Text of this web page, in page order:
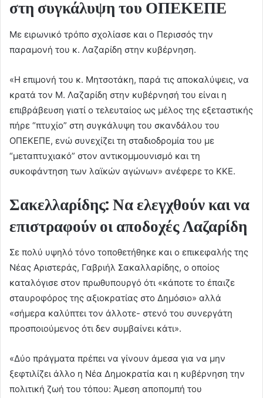
στη συγκάλυψη του ΟΠΕΚΕΠΕ
Με ειρωνικό τρόπο σχολίασε και ο Περισσός την
παραμονή του κ. Λαζαρίδη στην κυβέρνηση.
«Η επιμονή του κ. Μητσοτάκη, παρά τις αποκαλύψεις, να
κρατά τον Μ. Λαζαρίδη στην κυβέρνησή του είναι η
επιβράβευση γιατί ο τελευταίος ως μέλος της εξεταστικής
πήρε “πτυχίο” στη συγκάλυψη του σκανδάλου του
ΟΠΕΚΕΠΕ, ενώ συνεχίζει τη σταδιοδρομία του με
“μεταπτυχιακό” στον αντικομμουνισμό και τη
συκοφάντηση των λαϊκών αγώνων» ανέφερε το ΚΚΕ.
Σακελλαρίδης: Να ελεγχθούν και να
επιστραφούν οι αποδοχές Λαζαρίδη
Σε πολύ υψηλό τόνο τοποθετήθηκε και ο επικεφαλής της
Νέας Αριστεράς, Γαβριήλ Σακαλλαρίδης, ο οποίος
καταλόγισε στον πρωθυπουργό ότι «κάποτε το έπαιζε
σταυροφόρος της αξιοκρατίας στο Δημόσιο» αλλά
«σήμερα καλύπτει τον άλλοτε- στενό του συνεργάτη
προσποιούμενος ότι δεν συμβαίνει κάτι».
«Δύο πράγματα πρέπει να γίνουν άμεσα για να μην
ξεφτιλίζει άλλο η Νέα Δημοκρατία και η κυβέρνηση την
πολιτική ζωή του τόπου: Άμεση αποπομπή του